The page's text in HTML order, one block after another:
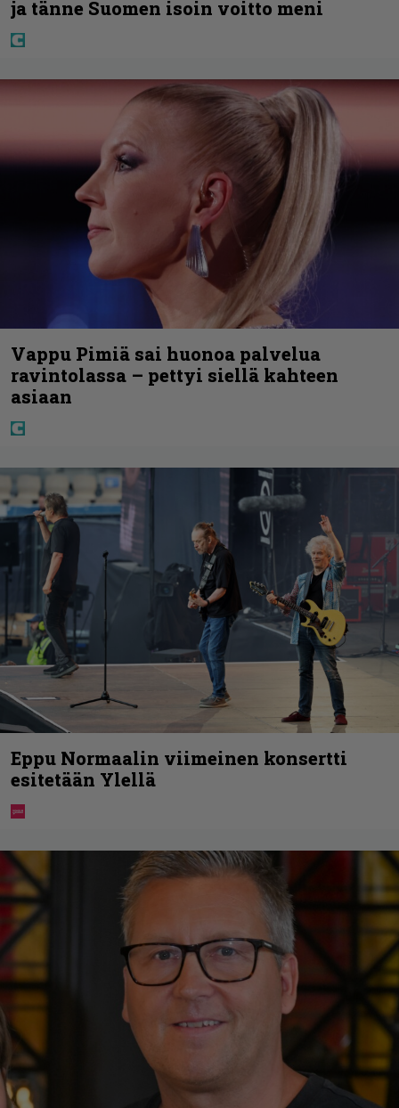
ja tänne Suomen isoin voitto meni
Vappu Pimiä sai huonoa palvelua
ravintolassa – pettyi siellä kahteen
asiaan
Eppu Normaalin viimeinen konsertti
esitetään Ylellä